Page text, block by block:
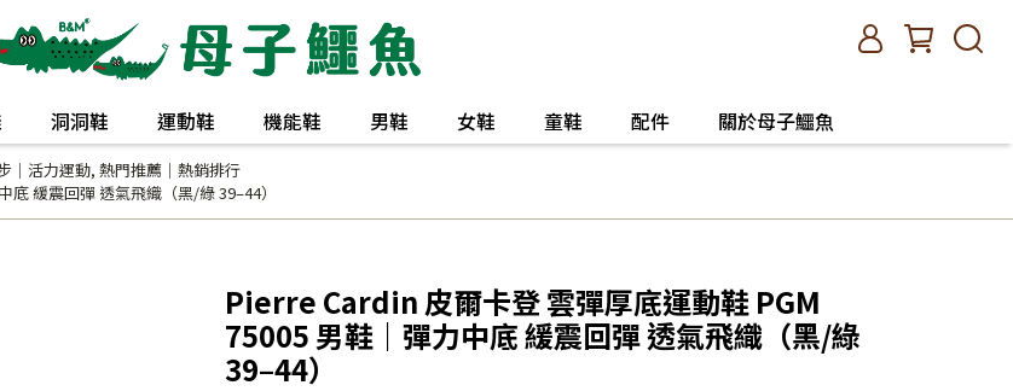
洞洞鞋 運動鞋 機能鞋 男鞋 女鞋 童鞋 配件 關於母子鱷魚
｜活力運動, 熱門推薦｜熱銷排行
緩震回彈 透氣飛織（黑/綠 39–44）
Pierre Cardin 皮爾卡登 雲彈厚底運動鞋 PGM
75005 男鞋｜彈力中底 緩震回彈 透氣飛織（黑/綠
39–44）